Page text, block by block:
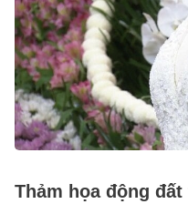
Thảm họa động